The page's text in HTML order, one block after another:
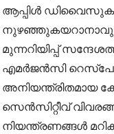
ആപ്പിള്‍
മുന്നറിയിപ്പ്
എമര്‍ജന്‍സി
അനിയന്ത്രിതമായ
സെൻസിറ്റീവ്
നിയന്ത്രണങ്ങൾ